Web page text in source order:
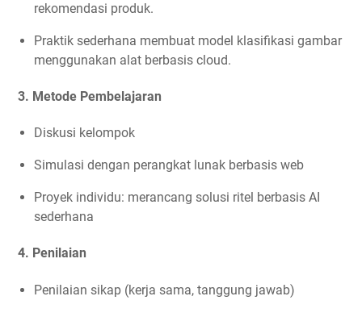
rekomendasi produk.
Praktik sederhana membuat model klasifikasi gambar
menggunakan alat berbasis cloud.
3. Metode Pembelajaran
Diskusi kelompok
Simulasi dengan perangkat lunak berbasis web
Proyek individu: merancang solusi ritel berbasis AI
sederhana
4. Penilaian
Penilaian sikap (kerja sama, tanggung jawab)